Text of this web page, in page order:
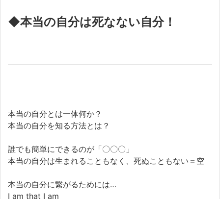
◆本当の自分は死なない自分！
本当の自分とは一体何か？
本当の自分を知る方法とは？
誰でも簡単にできるのが「〇〇〇」
本当の自分は生まれることもなく、死ぬこともない＝空
本当の自分に繋がるためには…
I am that I am